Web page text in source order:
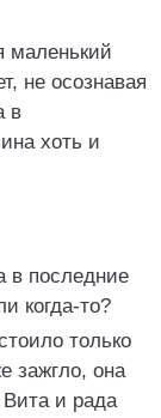
маленький
не осознавая
в
хоть и
в последние
когда-то?
только
зажгло, она
и рада